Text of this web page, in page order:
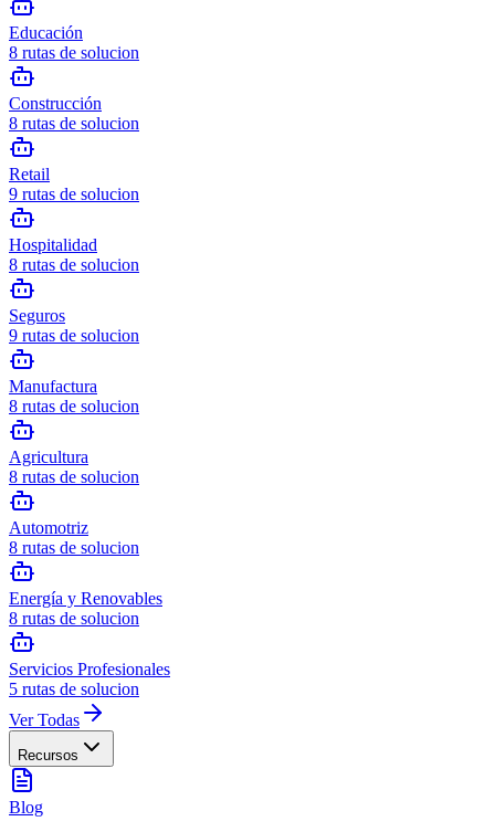
Educación
8 rutas de solucion
Construcción
8 rutas de solucion
Retail
9 rutas de solucion
Hospitalidad
8 rutas de solucion
Seguros
9 rutas de solucion
Manufactura
8 rutas de solucion
Agricultura
8 rutas de solucion
Automotriz
8 rutas de solucion
Energía y Renovables
8 rutas de solucion
Servicios Profesionales
5 rutas de solucion
Ver Todas
Recursos
Blog